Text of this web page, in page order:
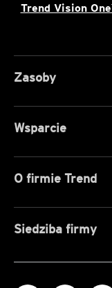
Trend Vision
Zasoby
Wsparcie
O firmie Trend
Siedziba firmy